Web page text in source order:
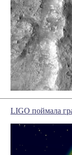
LIGO поймала